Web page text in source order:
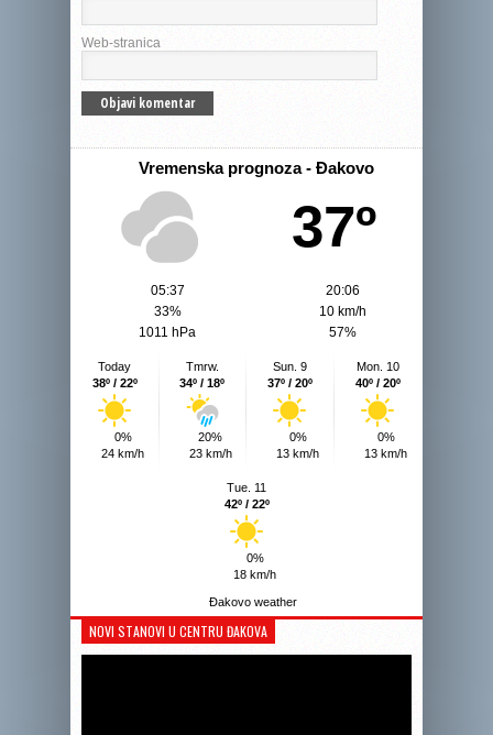
Web-stranica
Vremenska prognoza - Đakovo
37º
05:37
20:06
33%
10 km/h
1011 hPa
57%
Today
38º / 22º
0%
24 km/h
Tmrw.
34º / 18º
20%
23 km/h
Sun. 9
37º / 20º
0%
13 km/h
Mon. 10
40º / 20º
0%
13 km/h
Tue. 11
42º / 22º
0%
18 km/h
Đakovo weather
NOVI STANOVI U CENTRU ĐAKOVA